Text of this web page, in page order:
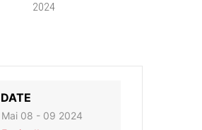
2024
DATE
Mai 08 - 09 2024